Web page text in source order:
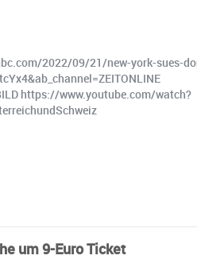
2022/09/21/new-york-sues-
https://www.youtube.com/watch?
um 9-Euro Ticket